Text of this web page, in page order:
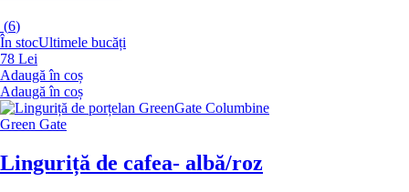
(6)
În stocUltimele bucăți
78 Lei
Adaugă în coș
Adaugă în coș
Green Gate
Linguriță de cafea- albă/roz